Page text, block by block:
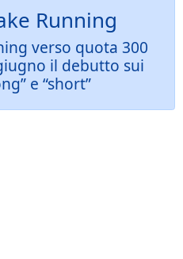
Running
verso quota 300
il debutto sui
e “short”